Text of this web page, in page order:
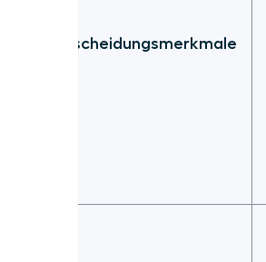
Unterscheidungsmerkmale